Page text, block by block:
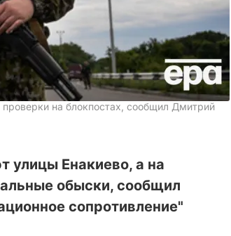
на блокпостах, сообщил Дмитрий
улицы Енакиево, а на
обыски, сообщил
сопротивление"